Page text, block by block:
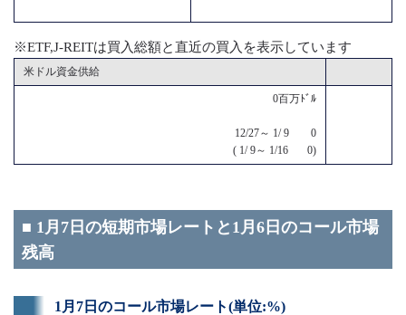
※ETF,J-REITは買入総額と直近の買入を表示しています
米ドル資金供給
0百万ﾄﾞﾙ
12/27～ 1/ 9 0
( 1/ 9～ 1/16 0)
■ 1月7日の短期市場レートと1月6日のコール市場
残高
1月7日のコール市場レート(単位:%)